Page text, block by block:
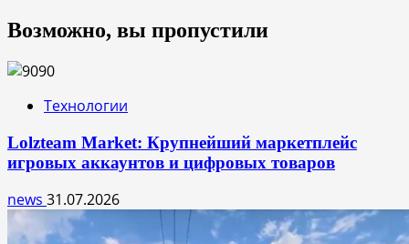
Возможно, вы пропустили
Технологии
Lolzteam Market: Крупнейший маркетплейс
игровых аккаунтов и цифровых товаров
news 31.07.2026